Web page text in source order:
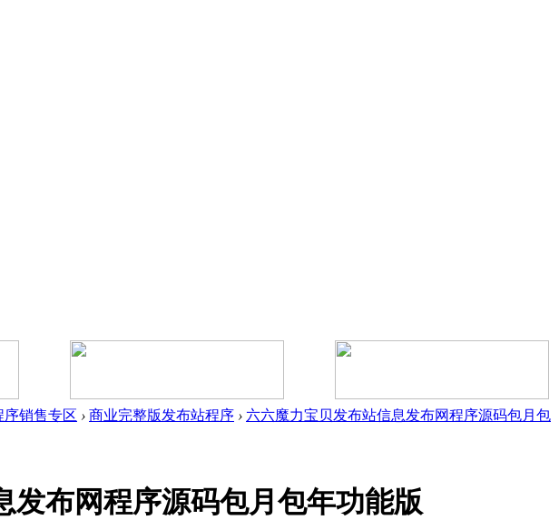
序销售专区 › 商业完整版发布站程序 › 六六魔力宝贝发布站信息发布网程序源码包月包
发布网程序源码包月包年功能版